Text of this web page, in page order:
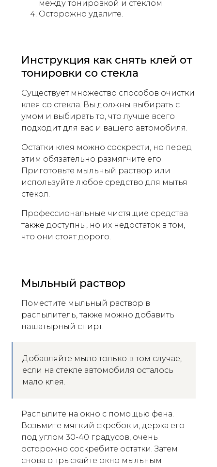
между тонировкой и стеклом.
Осторожно удалите.
Инструкция как снять клей от
тонировки со стекла
Существует множество способов очистки
клея со стекла. Вы должны выбирать с
умом и выбирать то, что лучше всего
подходит для вас и вашего автомобиля.
Остатки клея можно соскрести, но перед
этим обязательно размягчите его.
Приготовьте мыльный раствор или
используйте любое средство для мытья
стекол.
Профессиональные чистящие средства
также доступны, но их недостаток в том,
что они стоят дорого.
Мыльный раствор
Поместите мыльный раствор в
распылитель, также можно добавить
нашатырный спирт.
Добавляйте мыло только в том случае,
если на стекле автомобиля осталось
мало клея.
Распылите на окно с помощью фена.
Возьмите мягкий скребок и, держа его
под углом 30-40 градусов, очень
осторожно соскребите остатки. Затем
снова опрыскайте окно мыльным